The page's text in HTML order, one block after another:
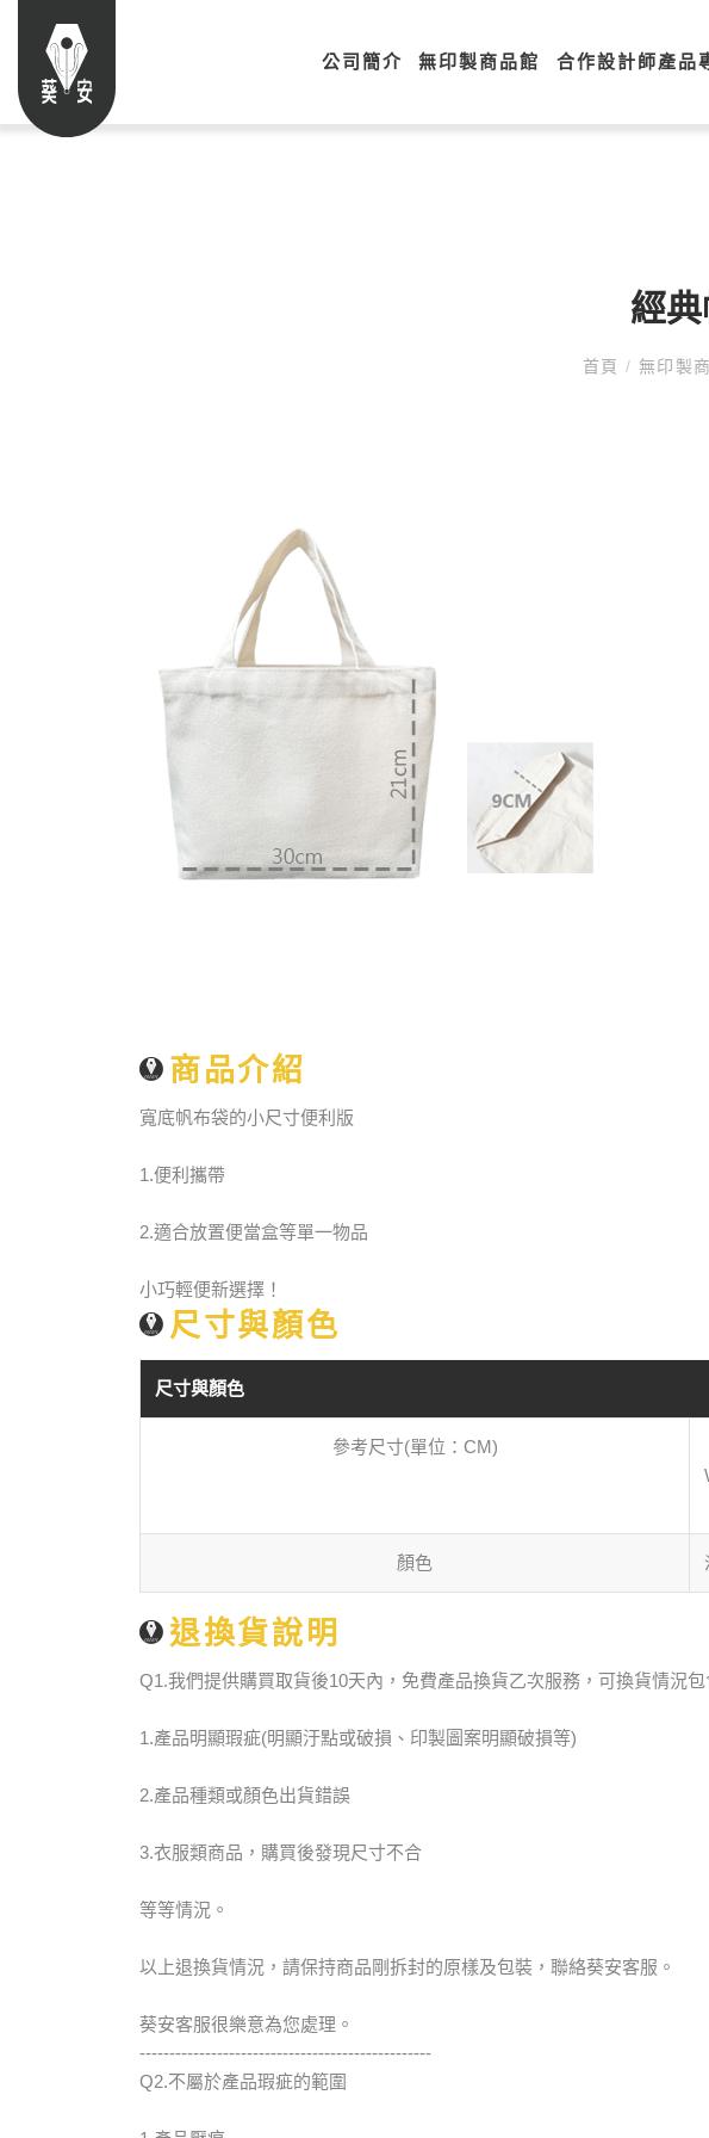
公司簡介 無印製商品館 合作設計師產品
經
首頁/ 無印製
商品介紹
寬底帆布袋的小尺寸便利版
1.便利攜帶
2.適合放置便當盒等單一物品
小巧輕便新選擇！
尺寸與顏色
尺寸與顏色
參考尺寸(單位：CM)
顏色
退換貨說明
Q1.我們提供購買取貨後10天內，免費產品換貨乙次服務，可換貨情況包
1.產品明顯瑕疵(明顯汙點或破損、印製圖案明顯破損等)
2.產品種類或顏色出貨錯誤
3.衣服類商品，購買後發現尺寸不合
等等情況。
以上退換貨情況，請保持商品剛拆封的原樣及包裝，聯絡葵安客服。
葵安客服很樂意為您處理。
-------------------------------------------------
Q2.不屬於產品瑕疵的範圍